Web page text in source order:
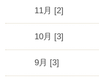
11月 [2]
10月 [3]
9月 [3]